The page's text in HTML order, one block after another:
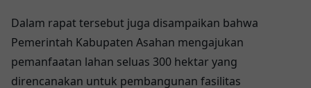
Dalam rapat tersebut juga disampaikan bahwa
Pemerintah Kabupaten Asahan mengajukan
pemanfaatan lahan seluas 300 hektar yang
direncanakan untuk pembangunan fasilitas